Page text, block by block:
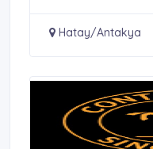
Hatay/Antakya